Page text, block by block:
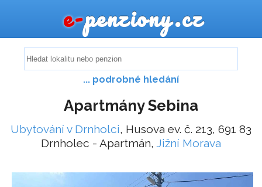
e-penziony.cz
... podrobné hledání
Apartmány Sebina
Ubytování v Drnholci, Husova ev. č. 213, 691 83
Drnholec - Apartmán, Jižní Morava